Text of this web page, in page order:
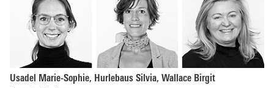
Usadel Marie-Sophie, Hurlebaus Silvia, Wallace Birgit